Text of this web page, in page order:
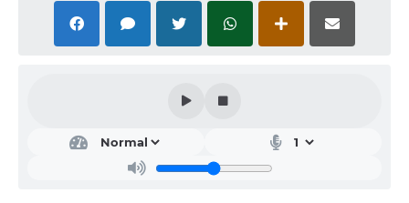
Governo
Conselho Municipal de Educação